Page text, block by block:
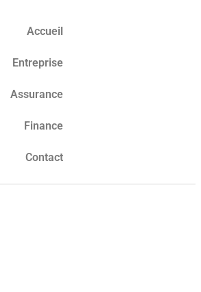
Accueil
Entreprise
Assurance
Finance
Contact